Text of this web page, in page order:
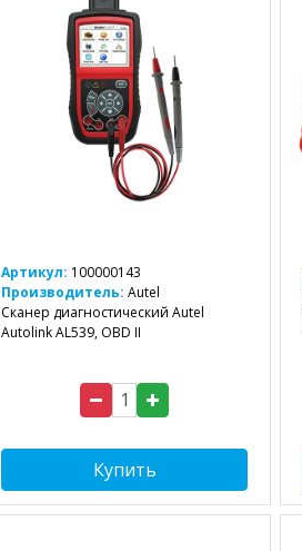
Артикул: 100000143
Производитель: Autel
Сканер диагностический Autel
Autolink AL539, OBD II
Купить